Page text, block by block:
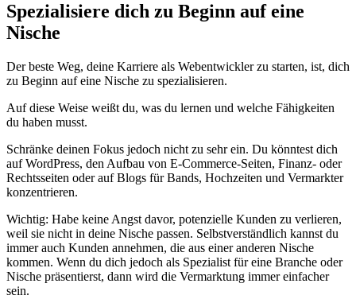
Spezialisiere dich zu Beginn auf eine
Nische
Der beste Weg, deine Karriere als Webentwickler zu starten, ist, dich
zu Beginn auf eine Nische zu spezialisieren.
Auf diese Weise weißt du, was du lernen und welche Fähigkeiten
du haben musst.
Schränke deinen Fokus jedoch nicht zu sehr ein. Du könntest dich
auf WordPress, den Aufbau von E-Commerce-Seiten, Finanz- oder
Rechtsseiten oder auf Blogs für Bands, Hochzeiten und Vermarkter
konzentrieren.
Wichtig: Habe keine Angst davor, potenzielle Kunden zu verlieren,
weil sie nicht in deine Nische passen. Selbstverständlich kannst du
immer auch Kunden annehmen, die aus einer anderen Nische
kommen. Wenn du dich jedoch als Spezialist für eine Branche oder
Nische präsentierst, dann wird die Vermarktung immer einfacher
sein.